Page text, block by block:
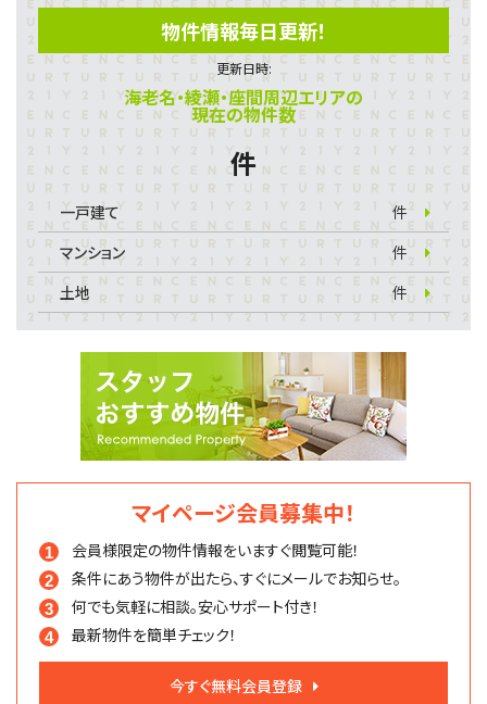
物件情報毎日更新！
更新日時:
海老名・綾瀬・座間周辺エリアの
現在の物件数
件
一戸建て
件
マンション
件
土地
件
マイページ会員募集中！
会員様限定の物件情報をいますぐ閲覧可能！
条件にあう物件が出たら、すぐにメールでお知らせ。
何でも気軽に相談。安心サポート付き！
最新物件を簡単チェック！
今すぐ無料会員登録